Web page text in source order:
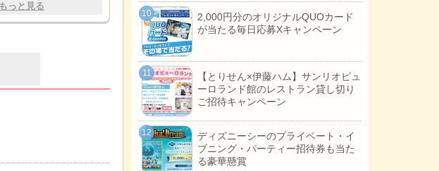
もっと見る
2,000円分のオリジナルQUOカード
が当たる毎日応募Xキャンペーン
【とりせん×伊藤ハム】サンリオピュ
ーロランド館のレストラン貸し切り
ご招待キャンペーン
ディズニーシーのプライベート・イ
ブニング・パーティー招待券も当た
る豪華懸賞